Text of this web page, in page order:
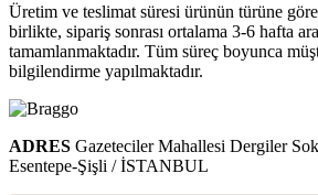
Üretim ve teslimat süresi ürünün türüne
birlikte, sipariş sonrası ortalama 3-6 hafta
tamamlanmaktadır. Tüm süreç boyunca
bilgilendirme yapılmaktadır.
ADRES Gazeteciler Mahallesi Dergiler
Esentepe-Şişli / İSTANBUL